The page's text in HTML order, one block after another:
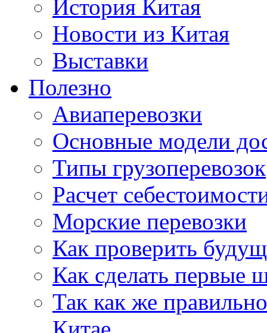
История Китая
Новости из Китая
Выставки
Полезно
Авиаперевозки
Основные модели
Типы грузоперевозок
Расчет
Морские перевозки
Как проверить
Как сделать первые
Так как же